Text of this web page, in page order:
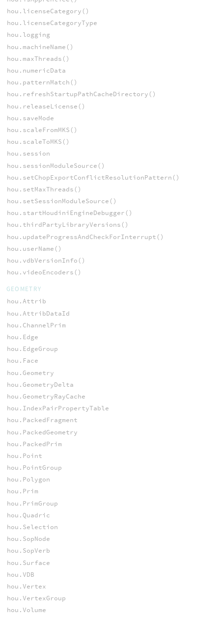
hou.licenseCategory()
hou.licenseCategoryType
hou.logging
hou.machineName()
hou.maxThreads()
hou.numericData
hou.patternMatch()
hou.refreshStartupPathCacheDirectory()
hou.releaseLicense()
hou.saveMode
hou.scaleFromMKS()
hou.scaleToMKS()
hou.session
hou.sessionModuleSource()
hou.setChopExportConflictResolutionPattern()
hou.setMaxThreads()
hou.setSessionModuleSource()
hou.startHoudiniEngineDebugger()
hou.thirdPartyLibraryVersions()
hou.updateProgressAndCheckForInterrupt()
hou.userName()
hou.vdbVersionInfo()
hou.videoEncoders()
GEOMETRY
hou.Attrib
hou.AttribDataId
hou.ChannelPrim
hou.Edge
hou.EdgeGroup
hou.Face
hou.Geometry
hou.GeometryDelta
hou.GeometryRayCache
hou.IndexPairPropertyTable
hou.PackedFragment
hou.PackedGeometry
hou.PackedPrim
hou.Point
hou.PointGroup
hou.Polygon
hou.Prim
hou.PrimGroup
hou.Quadric
hou.Selection
hou.SopNode
hou.SopVerb
hou.Surface
hou.VDB
hou.Vertex
hou.VertexGroup
hou.Volume